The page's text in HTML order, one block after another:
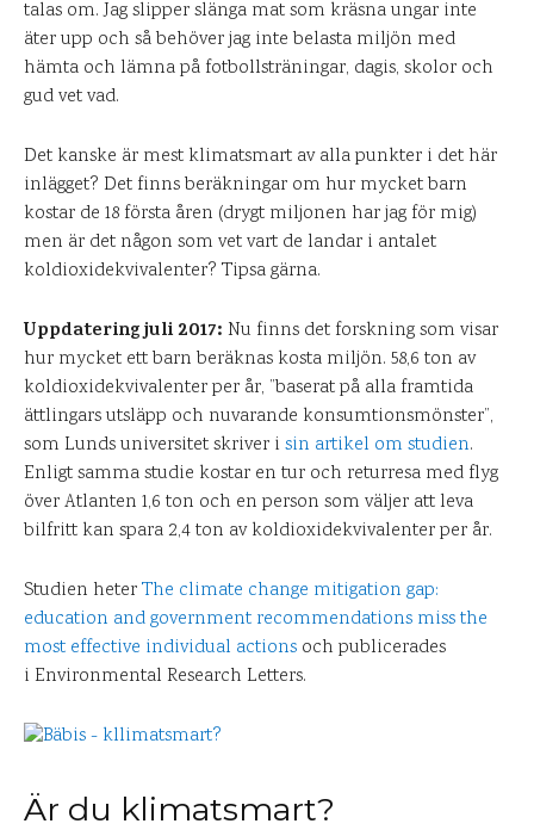
talas om. Jag slipper slänga mat som kräsna ungar inte
äter upp och så behöver jag inte belasta miljön med
hämta och lämna på fotbollsträningar, dagis, skolor och
gud vet vad.
Det kanske är mest klimatsmart av alla punkter i det här
inlägget? Det finns beräkningar om hur mycket barn
kostar de 18 första åren (drygt miljonen har jag för mig)
men är det någon som vet vart de landar i antalet
koldioxidekvivalenter? Tipsa gärna.
Uppdatering juli 2017: Nu finns det forskning som visar
hur mycket ett barn beräknas kosta miljön. 58,6 ton av
koldioxidekvivalenter per år, ”baserat på alla framtida
ättlingars utsläpp och nuvarande konsumtionsmönster”,
som Lunds universitet skriver i sin artikel om studien.
Enligt samma studie kostar en tur och returresa med flyg
över Atlanten 1,6 ton och en person som väljer att leva
bilfritt kan spara 2,4 ton av koldioxidekvivalenter per år.
Studien heterThe climate change mitigation gap:
education and government recommendations miss the
most effective individual actions och publicerades
i Environmental Research Letters.
Är du klimatsmart?